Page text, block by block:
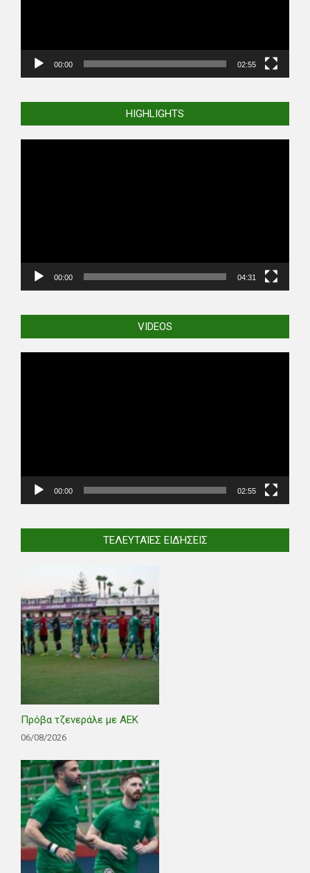
00:00 02:55
HIGHLIGHTS
00:00 04:31
VIDEOS
00:00 02:55
ΤΕΛΕΥΤΑΊΕΣ ΕΙΔΉΣΕΙΣ
Πρόβα τζενεράλε με ΑΕΚ
06/08/2026